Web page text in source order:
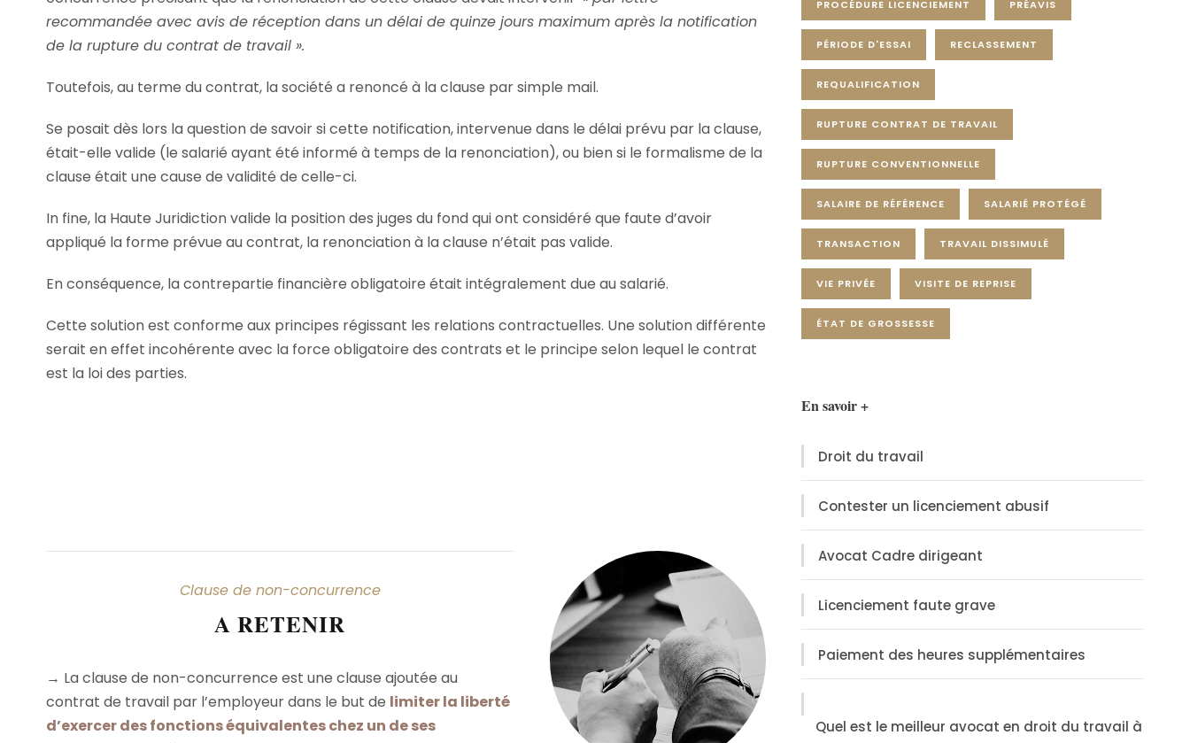
recommandée avec avis de réception dans un délai de quinze jours maximum après la notification
de la rupture du contrat de travail ».
Toutefois, au terme du contrat, la société a renoncé à la clause par simple mail.
Se posait dès lors la question de savoir si cette notification, intervenue dans le délai prévu par la clause,
était-elle valide (le salarié ayant été informé à temps de la renonciation), ou bien si le formalisme de la
clause était une cause de validité de celle-ci.
In fine, la Haute Juridiction valide la position des juges du fond qui ont considéré que faute d’avoir
appliqué la forme prévue au contrat, la renonciation à la clause n’était pas valide.
En conséquence, la contrepartie financière obligatoire était intégralement due au salarié.
Cette solution est conforme aux principes régissant les relations contractuelles. Une solution différente
serait en effet incohérente avec la force obligatoire des contrats et le principe selon lequel le contrat
est la loi des parties.
Clause de non-concurrence
A RETENIR
→ La clause de non-concurrence est une clause ajoutée au
contrat de travail par l’employeur dans le but de limiter la liberté
d’exercer des fonctions équivalentes chez un de ses
PROCÉDURE LICENCIEMENT PRÉAVIS
PÉRIODE D'ESSAI RECLASSEMENT
REQUALIFICATION
RUPTURE CONTRAT DE TRAVAIL
RUPTURE CONVENTIONNELLE
SALAIRE DE RÉFÉRENCE SALARIÉ PROTÉGÉ
TRANSACTION TRAVAIL DISSIMULÉ
VIE PRIVÉE VISITE DE REPRISE
ÉTAT DE GROSSESSE
En savoir +
Droit du travail
Contester un licenciement abusif
Avocat Cadre dirigeant
Licenciement faute grave
Paiement des heures supplémentaires
Quel est le meilleur avocat en droit du travail à